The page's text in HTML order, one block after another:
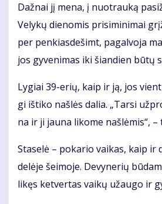
Daž­nai jį me­na, į nuo­trau­ką
Ve­ly­kų die­no­mis pri­si­mi­ni­mai
per pen­kias­de­šimt, pa­gal­vo­ja
jos gy­ve­ni­mas iki šian­dien bū­tų
Ly­giai 39-erių, kaip ir ją, jos
gi iš­ti­ko naš­lės da­lia. „Tar­si
na ir ji jau­na li­ko­me naš­lė­mis“,
Sta­se­lė – po­ka­rio vai­kas, kaip ir
de­lė­je šei­mo­je. De­vy­ne­rių
li­kęs ket­ver­tas vai­kų už­au­go ir